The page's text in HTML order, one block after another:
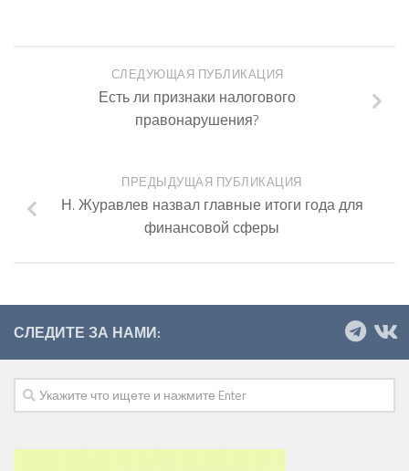
СЛЕДУЮЩАЯ ПУБЛИКАЦИЯ
Есть ли признаки налогового
правонарушения?
ПРЕДЫДУЩАЯ ПУБЛИКАЦИЯ
Н. Журавлев назвал главные итоги года для
финансовой сферы
СЛЕДИТЕ ЗА НАМИ: